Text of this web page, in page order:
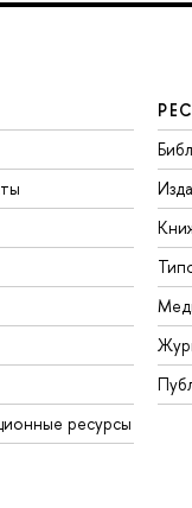
ресурсы